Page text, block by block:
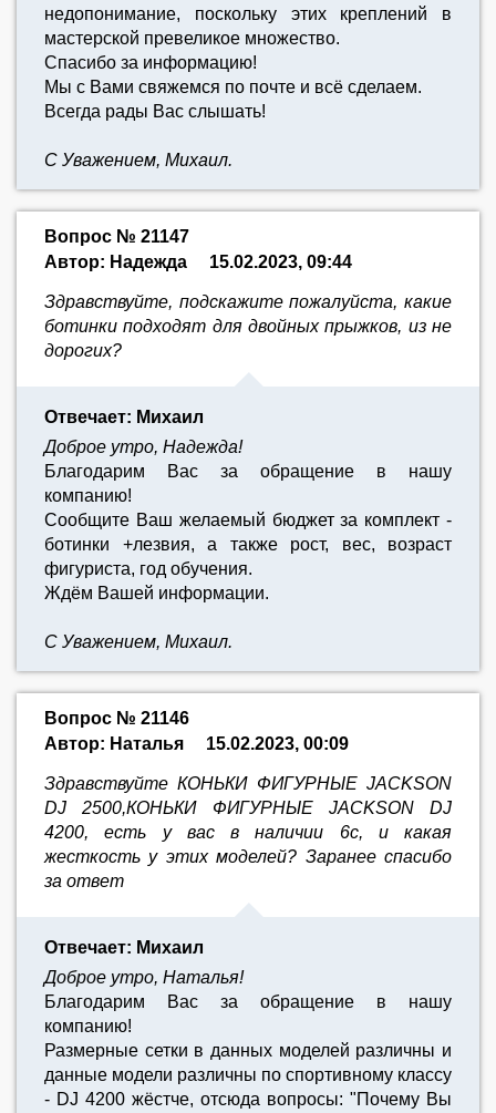
недопонимание, поскольку этих креплений в
мастерской превеликое множество.
Спасибо за информацию!
Мы с Вами свяжемся по почте и всё сделаем.
Всегда рады Вас слышать!
С Уважением, Михаил.
Вопрос № 21147
Автор: Надежда
15.02.2023, 09:44
Здравствуйте, подскажите пожалуйста, какие
ботинки подходят для двойных прыжков, из не
дорогих?
Отвечает: Михаил
Доброе утро, Надежда!
Благодарим Вас за обращение в нашу
компанию!
Сообщите Ваш желаемый бюджет за комплект -
ботинки +лезвия, а также рост, вес, возраст
фигуриста, год обучения.
Ждём Вашей информации.
С Уважением, Михаил.
Вопрос № 21146
Автор: Наталья
15.02.2023, 00:09
Здравствуйте КОНЬКИ ФИГУРНЫЕ JACKSON
DJ 2500,КОНЬКИ ФИГУРНЫЕ JACKSON DJ
4200, есть у вас в наличии 6с, и какая
жесткость у этих моделей? Заранее спасибо
за ответ
Отвечает: Михаил
Доброе утро, Наталья!
Благодарим Вас за обращение в нашу
компанию!
Размерные сетки в данных моделей различны и
данные модели различны по спортивному классу
- DJ 4200 жёстче, отсюда вопросы: "Почему Вы